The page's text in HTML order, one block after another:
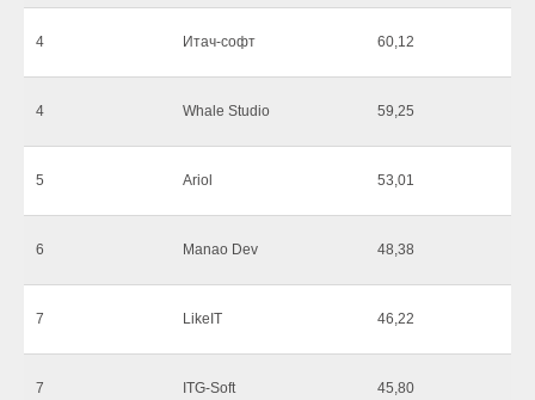
4 Итач-софт 60,12
4 Whale Studio 59,25
5 Ariol 53,01
6 Manao Dev 48,38
7 LikeIT 46,22
7 ITG-Soft 45,80